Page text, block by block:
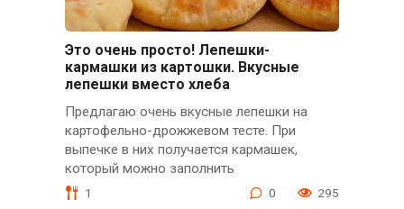
Это очень просто! Лепешки-
кармашки из картошки. Вкусные
лепешки вместо хлеба
Предлагаю очень вкусные лепешки на
картофельно-дрожжевом тесте. При
выпечке в них получается кармашек,
который можно заполнить
1 0 295